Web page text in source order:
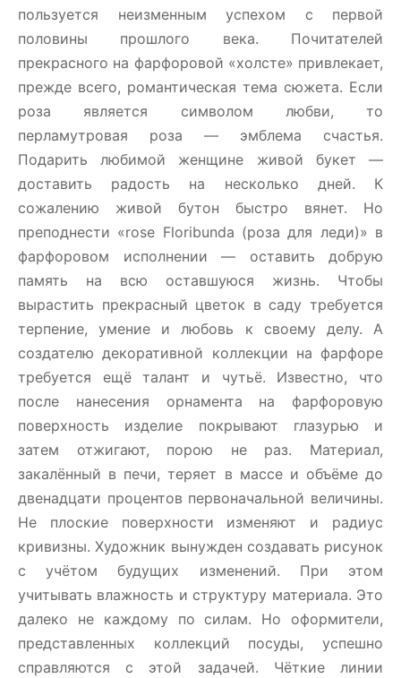
пользуется неизменным успехом с первой
половины прошлого века. Почитателей
прекрасного на фарфоровой «холсте» привлекает,
прежде всего, романтическая тема сюжета. Если
роза является символом любви, то
перламутровая роза — эмблема счастья.
Подарить любимой женщине живой букет —
доставить радость на несколько дней. К
сожалению живой бутон быстро вянет. Но
преподнести «rose Floribunda (роза для леди)» в
фарфоровом исполнении — оставить добрую
память на всю оставшуюся жизнь. Чтобы
вырастить прекрасный цветок в саду требуется
терпение, умение и любовь к своему делу. А
создателю декоративной коллекции на фарфоре
требуется ещё талант и чутьё. Известно, что
после нанесения орнамента на фарфоровую
поверхность изделие покрывают глазурью и
затем отжигают, порою не раз. Материал,
закалённый в печи, теряет в массе и объёме до
двенадцати процентов первоначальной величины.
Не плоские поверхности изменяют и радиус
кривизны. Художник вынужден создавать рисунок
с учётом будущих изменений. При этом
учитывать влажность и структуру материала. Это
далеко не каждому по силам. Но оформители,
представленных коллекций посуды, успешно
справляются с этой задачей. Чёткие линии